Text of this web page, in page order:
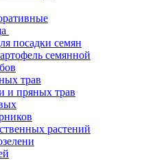
посадки семян
семянной
трав
и пряных трав
растений